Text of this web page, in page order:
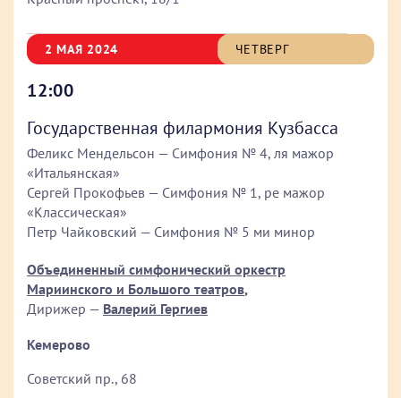
2 МАЯ 2024 ЧЕТВЕРГ
12:00
Государственная филармония Кузбасса
Феликс Мендельсон — Симфония № 4, ля мажор
«Итальянская»
Сергей Прокофьев — Симфония № 1, ре мажор
«Классическая»
Петр Чайковский — Симфония № 5 ми минор
Объединенный симфонический оркестр
Мариинского и Большого театров,
Дирижер — Валерий Гергиев
Кемерово
Советский пр., 68